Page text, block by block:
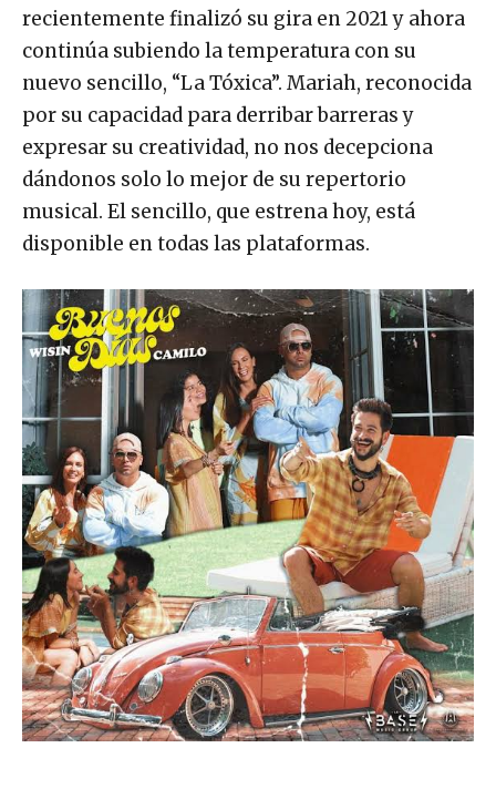
recientemente finalizó su gira en 2021 y ahora
continúa subiendo la temperatura con su
nuevo sencillo, “La Tóxica”. Mariah, reconocida
por su capacidad para derribar barreras y
expresar su creatividad, no nos decepciona
dándonos solo lo mejor de su repertorio
musical. El sencillo, que estrena hoy, está
disponible en todas las plataformas.